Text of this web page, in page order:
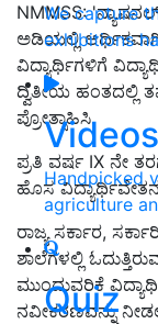
We capture
exhibitions
Videos
Handpicked
agriculture
Quiz
NMMSS:
ಅಡಿಯಲ್ಲಿ
ವಿದ್ಯಾರ್ಥಿಗಳಿಗೆ
ದ್ವಿತೀಯ ಹಂತದಲ್ಲಿ
ಪ್ರೋತ್ಸಾಹಿಸಿ.
ಪ್ರತಿ ವರ್ಷ IX ನೇ
ಹೊಸ
ರಾಜ್ಯ ಸರ್ಕಾರ,
ಶಾಲೆಗಳಲ್ಲಿ
ಮುಂದುವರಿಕೆ
ನವೀಕರಣವನ್ನು